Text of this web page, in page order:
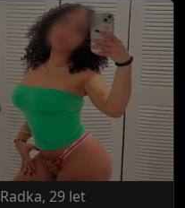
Radka, 29 let